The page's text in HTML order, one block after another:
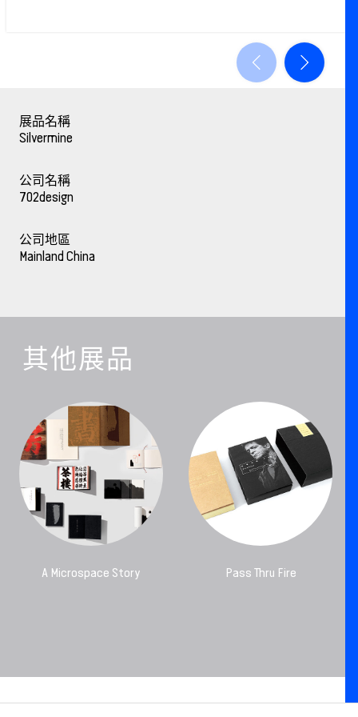
展品名稱
Silvermine
公司名稱
702design
公司地區
Mainland China
其他展品
A Microspace Story Pass Thru Fire